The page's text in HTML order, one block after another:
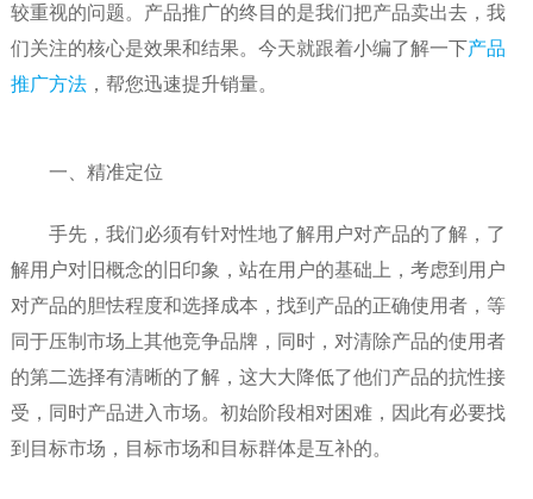
较重视的问题。产品推广的终目的是我们把产品卖出去，我
们关注的核心是效果和结果。今天就跟着小编了解一下产品
推广方法，帮您迅速提升销量。
一、精准定位
手先，我们必须有针对性地了解用户对产品的了解，了
解用户对旧概念的旧印象，站在用户的基础上，考虑到用户
对产品的胆怯程度和选择成本，找到产品的正确使用者，等
同于压制市场上其他竞争品牌，同时，对清除产品的使用者
的第二选择有清晰的了解，这大大降低了他们产品的抗性接
受，同时产品进入市场。初始阶段相对困难，因此有必要找
到目标市场，目标市场和目标群体是互补的。